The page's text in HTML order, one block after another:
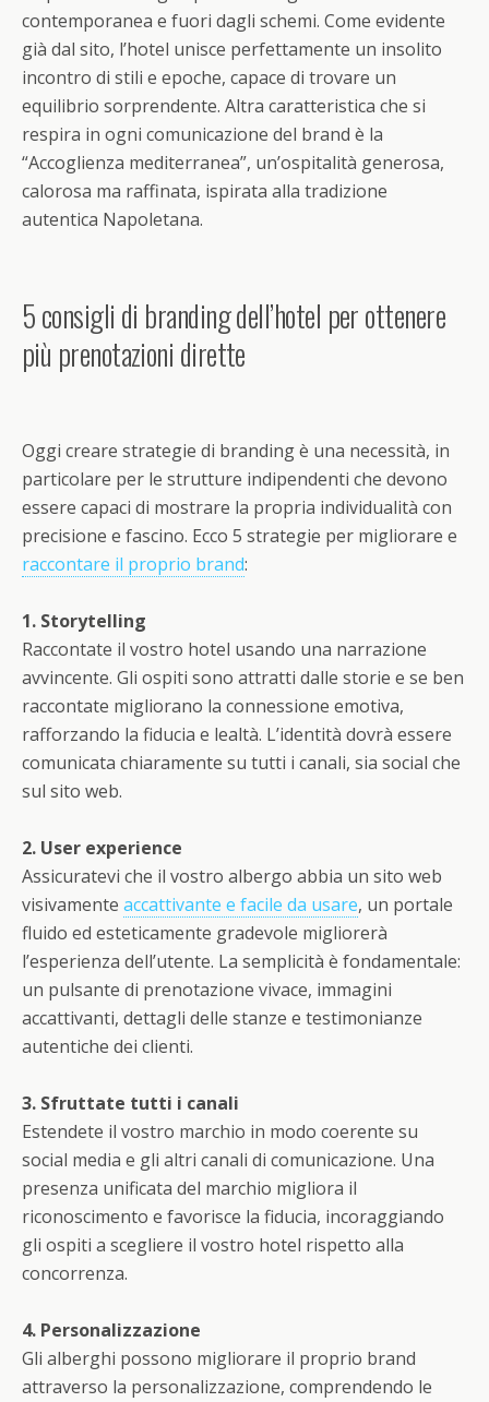
contemporanea e fuori dagli schemi. Come evidente
già dal sito, l’hotel unisce perfettamente un insolito
incontro di stili e epoche, capace di trovare un
equilibrio sorprendente. Altra caratteristica che si
respira in ogni comunicazione del brand è la
“Accoglienza mediterranea”, un’ospitalità generosa,
calorosa ma raffinata, ispirata alla tradizione
autentica Napoletana.
5 consigli di branding dell’hotel per ottenere
più prenotazioni dirette
Oggi creare strategie di branding è una necessità, in
particolare per le strutture indipendenti che devono
essere capaci di mostrare la propria individualità con
precisione e fascino. Ecco 5 strategie per migliorare e
raccontare il proprio brand:
1. Storytelling
Raccontate il vostro hotel usando una narrazione
avvincente. Gli ospiti sono attratti dalle storie e se ben
raccontate migliorano la connessione emotiva,
rafforzando la fiducia e lealtà. L’identità dovrà essere
comunicata chiaramente su tutti i canali, sia social che
sul sito web.
2. User experience
Assicuratevi che il vostro albergo abbia un sito web
visivamente accattivante e facile da usare, un portale
fluido ed esteticamente gradevole migliorerà
l’esperienza dell’utente. La semplicità è fondamentale:
un pulsante di prenotazione vivace, immagini
accattivanti, dettagli delle stanze e testimonianze
autentiche dei clienti.
3. Sfruttate tutti i canali
Estendete il vostro marchio in modo coerente su
social media e gli altri canali di comunicazione. Una
presenza unificata del marchio migliora il
riconoscimento e favorisce la fiducia, incoraggiando
gli ospiti a scegliere il vostro hotel rispetto alla
concorrenza.
4. Personalizzazione
Gli alberghi possono migliorare il proprio brand
attraverso la personalizzazione, comprendendo le